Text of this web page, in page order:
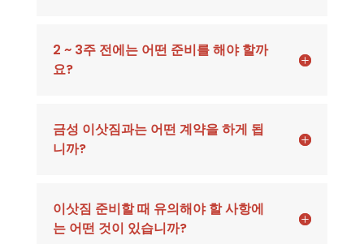
2 ~ 3주 전에는 어떤 준비를 해야 할까
요?
금성 이삿짐과는 어떤 계약을 하게 됩
니까?
이삿짐 준비할 때 유의해야 할 사항에
는 어떤 것이 있습니까?